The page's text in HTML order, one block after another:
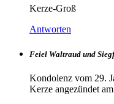
Kerze-Groß
Antworten
Feiel Waltraud und
Kondolenz vom 29.
Kerze angezündet am